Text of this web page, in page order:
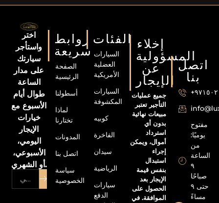
اختر
واستأجر
سيارتك
على مدار
الساعة
طوال أيام
الأسبوع مع
خيارات
الإيجار
اليومي،
الأسبوعي،
أو الشهري.
روابط
سريعة
الصفحة
الرئيسية
أسطولنا
لماذا
تختارنا
المدونات
اتصل بنا
سياسة
الخصوصية
الفئات
السيارات
العضلية
الأمريكية
السيارات
المكشوفة
كوبيه
الفاخرة
سيدان
الرياضية
سيارات
الدفع
إخلاء
المسؤولية
عن
الإيجار
جميع عمليات
التأجير تعتبر
مبيعات نهائية
بدون أي
استرداد
أموال، ويمكن
إجراء
استبدال
بنفس قيمة
الإيجار بعد
الحصول على
الموافقة. في
اتصل
بنا
مفتوح
يوميًا:
من
الساعة
٩
صباحًا
حتى ٩
مساءً